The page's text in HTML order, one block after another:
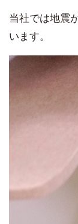
当社では地震
います。